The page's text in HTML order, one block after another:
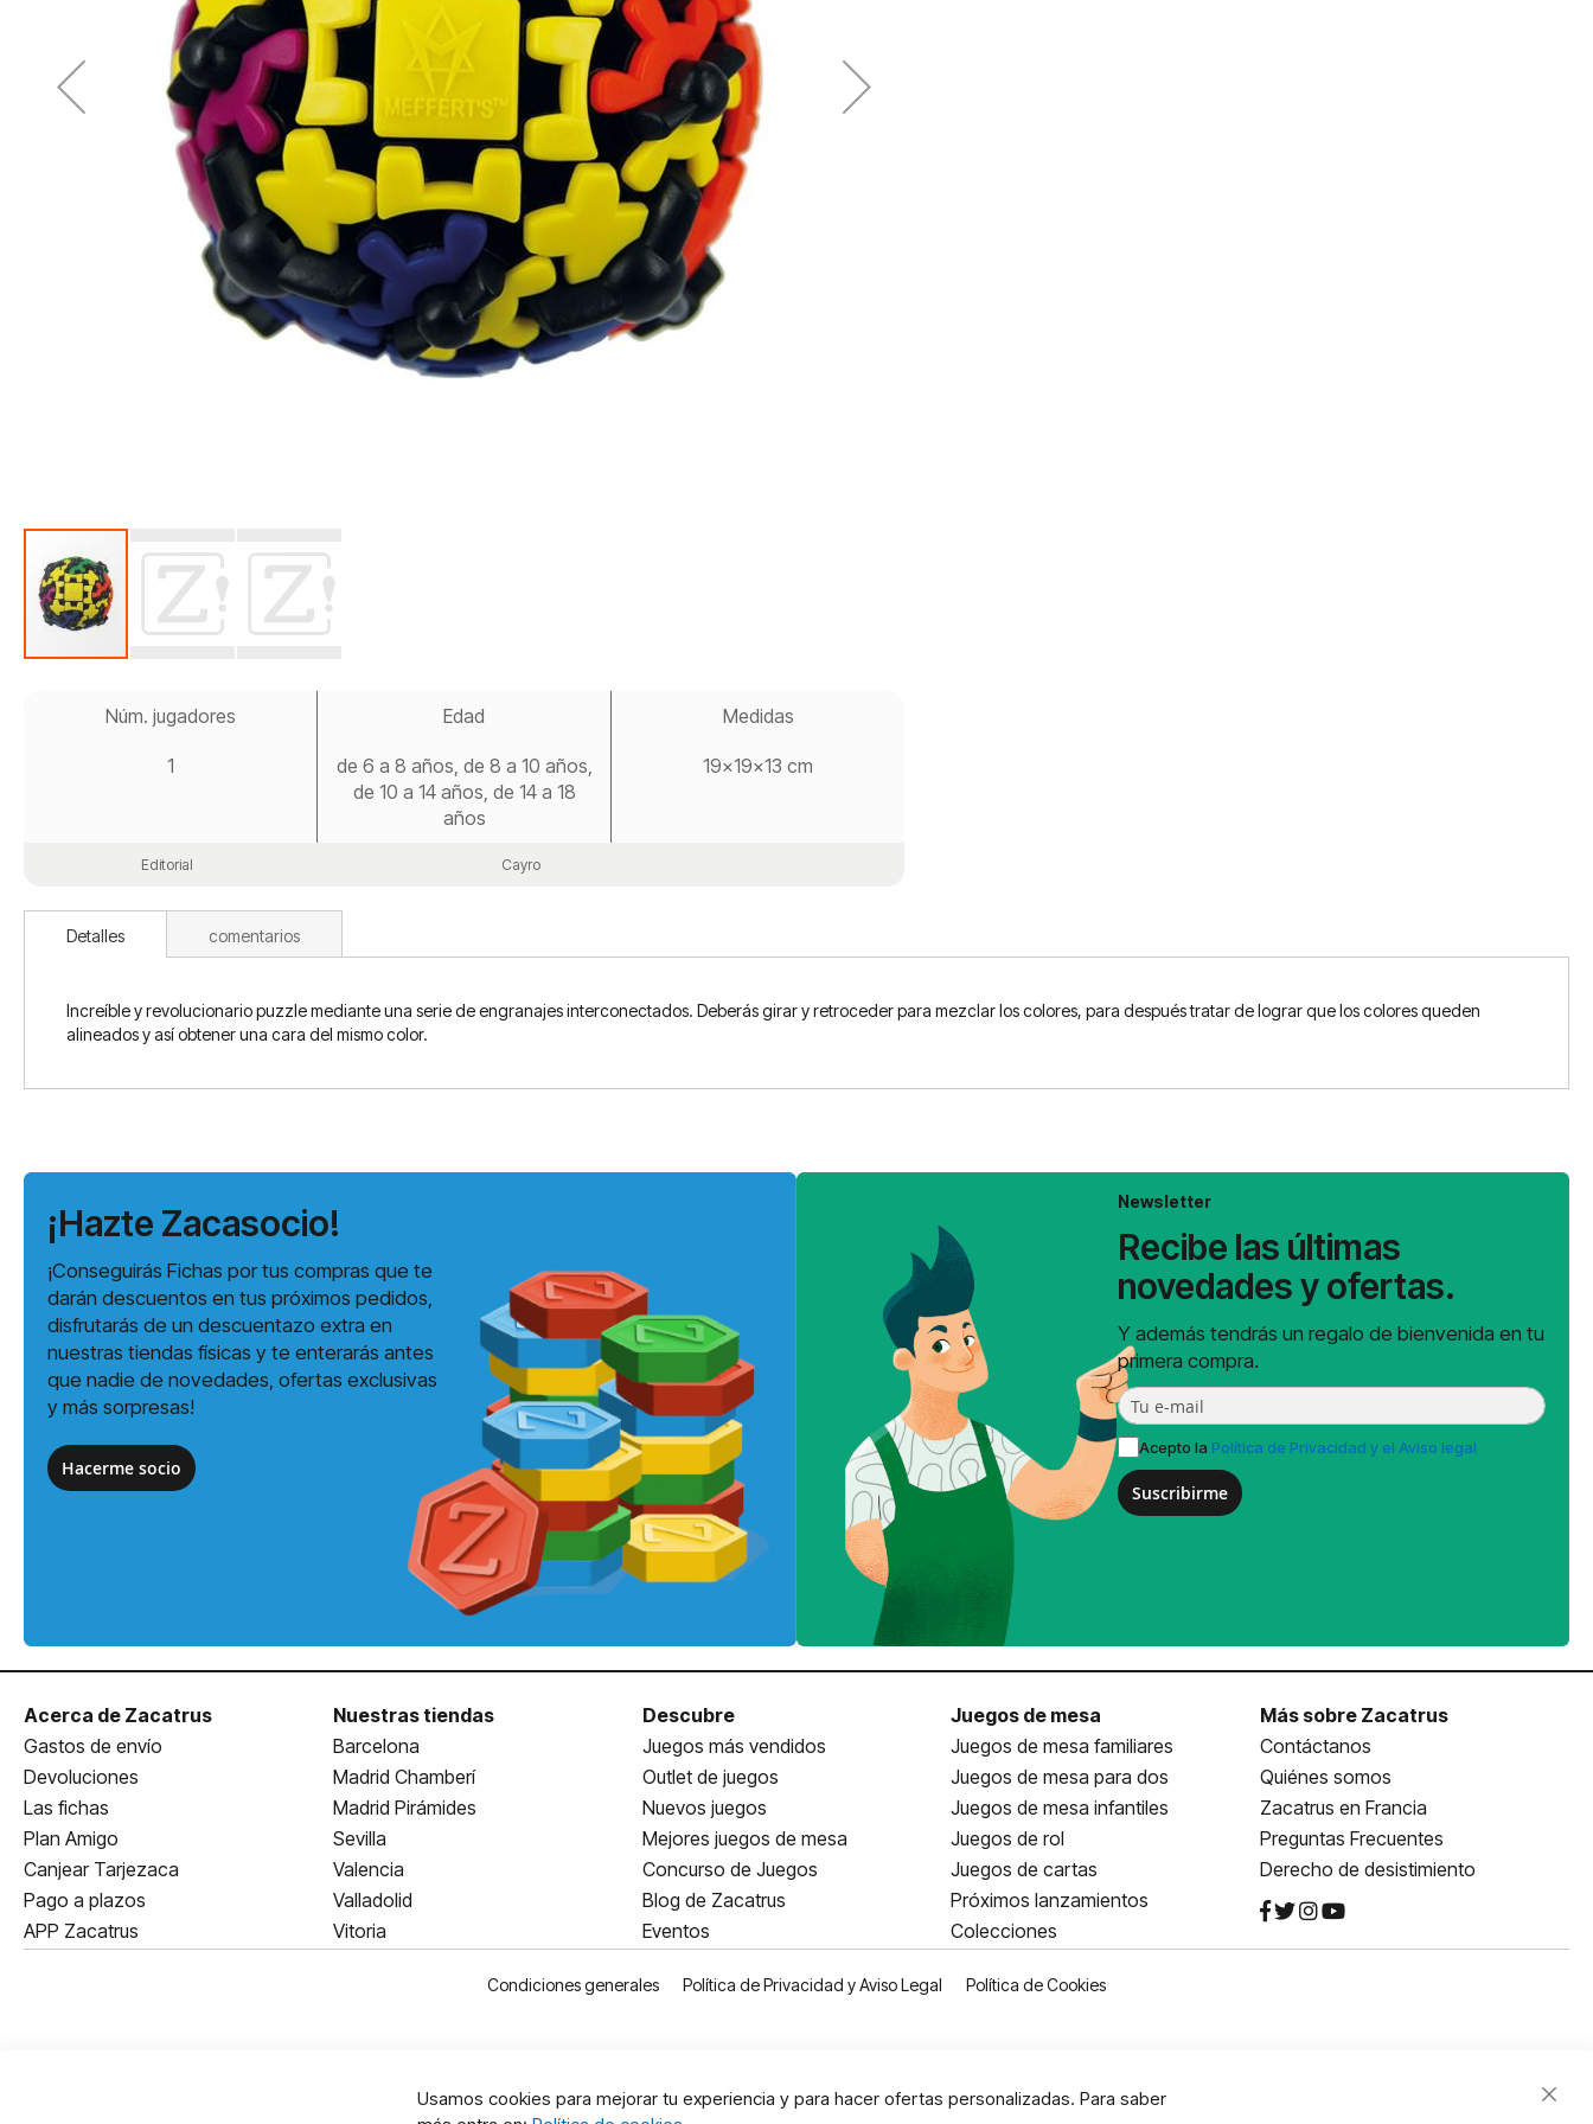
Núm. jugadores
1
Edad
de 6 a 8 años, de 8 a 10 años,
de 10 a 14 años, de 14 a 18
años
Medidas
19x19x13 cm
Editorial Cayro
Detalles
Increíble y revolucionario puzzle mediante una serie de engranajes interconectados. Deberás girar y retroceder para mezclar los colores, para después tratar de lograr que los colores queden
alineados y así obtener una cara del mismo color.
comentarios
¡Hazte Zacasocio!
¡Conseguirás Fichas por tus compras que te
darán descuentos en tus próximos pedidos,
disfrutarás de un descuentazo extra en
nuestras tiendas físicas y te enterarás antes
que nadie de novedades, ofertas exclusivas
y más sorpresas!
Hacerme socio
Newsletter
Recibe las últimas
novedades y ofertas.
Y además tendrás un regalo de bienvenida en tu
primera compra.
Acepto la Política de Privacidad y el Aviso legal
Suscribirme
Acerca de Zacatrus
Gastos de envío
Devoluciones
Las fichas
Plan Amigo
Canjear Tarjezaca
Pago a plazos
APP Zacatrus
Nuestras tiendas
Barcelona
Madrid Chamberí
Madrid Pirámides
Sevilla
Valencia
Valladolid
Vitoria
Descubre
Juegos más vendidos
Outlet de juegos
Nuevos juegos
Mejores juegos de mesa
Concurso de Juegos
Blog de Zacatrus
Eventos
Juegos de mesa
Juegos de mesa familiares
Juegos de mesa para dos
Juegos de mesa infantiles
Juegos de rol
Juegos de cartas
Próximos lanzamientos
Colecciones
Más sobre Zacatrus
Contáctanos
Quiénes somos
Zacatrus en Francia
Preguntas Frecuentes
Derecho de desistimiento
Condiciones generales Política de Privacidad y Aviso Legal Política de Cookies
Usamos cookies para mejorar tu experiencia y para hacer ofertas personalizadas. Para saber